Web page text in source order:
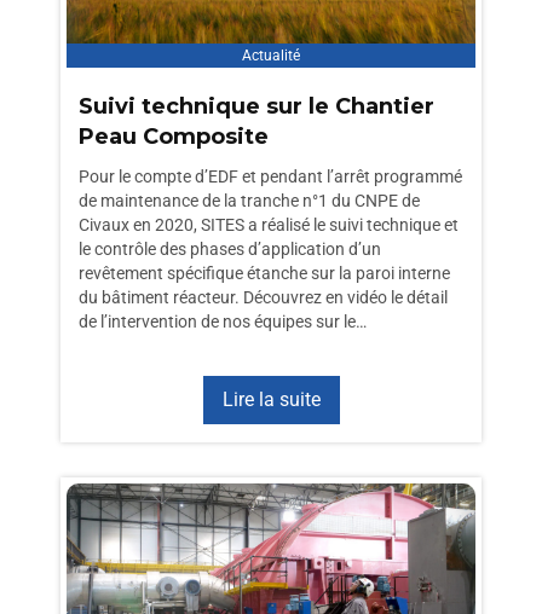
Actualité
Suivi technique sur le Chantier
Peau Composite
Pour le compte d’EDF et pendant l’arrêt programmé
de maintenance de la tranche n°1 du CNPE de
Civaux en 2020, SITES a réalisé le suivi technique et
le contrôle des phases d’application d’un
revêtement spécifique étanche sur la paroi interne
du bâtiment réacteur. Découvrez en vidéo le détail
de l’intervention de nos équipes sur le…
Lire la suite